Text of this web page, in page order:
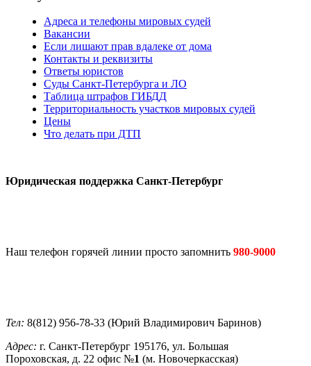
Адреса и телефоны мировых судей
Вакансии
Если лишают прав вдалеке от дома
Контакты и реквизиты
Ответы юристов
Суды Санкт-Петербурга и ЛО
Таблица штрафов ГИБДД
Территориальность участков мировых судей
Цены
Что делать при ДТП
Юридическая поддержка Санкт-Петербург
Наш телефон горячей линии просто запомнить 980-9000
Тел: 8(812) 956-78-33 (Юрий Владимирович Баринов)
Адрес: г. Санкт-Петербург 195176, ул. Большая
Пороховская, д. 22 офис №1 (м. Новочеркасская)